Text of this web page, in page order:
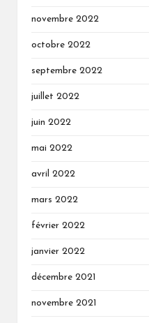
novembre 2022
octobre 2022
septembre 2022
juillet 2022
juin 2022
mai 2022
avril 2022
mars 2022
février 2022
janvier 2022
décembre 2021
novembre 2021